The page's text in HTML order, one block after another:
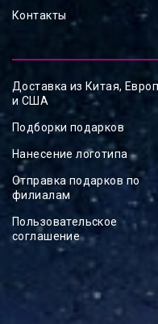
Контакты
Доставка из Китая,
и США
Подборки подарков
Нанесение логотипа
Отправка подарков по
филиалам
Пользовательское
соглашение